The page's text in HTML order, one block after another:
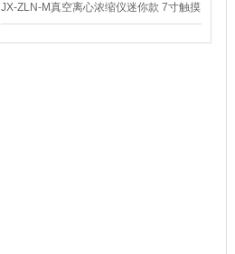
JX-ZLN-M真空离心浓缩仪迷你款 7寸触摸
屏